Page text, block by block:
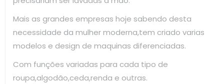
Mais as grandes empresas hoje sabendo desta
necessidade da mulher moderna,tem criado varias
modelos e design de maquinas diferenciadas.
Com funções variadas para cada tipo de
roupa,algodão,ceda,renda e outras.